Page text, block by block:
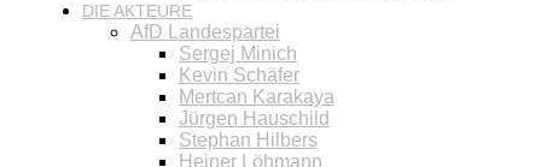
DIE AKTEURE
AfD Landespartei
Sergej Minich
Kevin Schäfer
Mertcan Karakaya
Jürgen Hauschild
Stephan Hilbers
Heiner Löhmann